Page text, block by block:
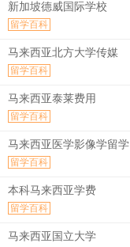
新加坡德威国际学校
留学百科
马来西亚北方大学传媒
留学百科
马来西亚泰莱费用
留学百科
马来西亚医学影像学留学
留学百科
本科马来西亚学费
留学百科
马来西亚国立大学